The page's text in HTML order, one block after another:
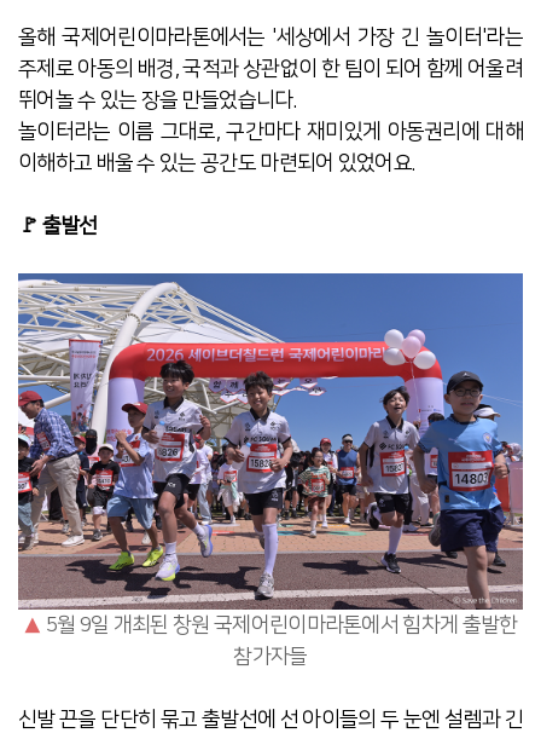
올해 국제어린이마라톤에서는 '세상에서 가장 긴 놀이터'라는
주제로 아동의 배경, 국적과 상관없이 한 팀이 되어 함께 어울려
뛰어놀 수 있는 장을 만들었습니다.
놀이터라는 이름 그대로, 구간마다 재미있게 아동권리에 대해
이해하고 배울 수 있는 공간도 마련되어 있었어요.
🚩 출발선
▲ 5월 9일 개최된 창원 국제어린이마라톤에서 힘차게 출발한
참가자들
신발 끈을 단단히 묶고 출발선에 선 아이들의 두 눈엔 설렘과 긴